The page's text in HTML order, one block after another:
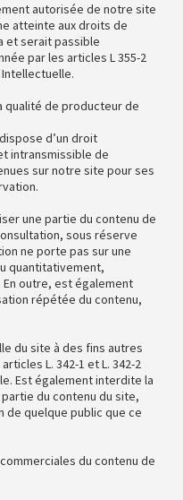
autorisée de notre site
atteinte aux droits de
et serait passible
par les articles L 355-2
qualité de producteur de
d’un droit
intransmissible de
sur notre site pour ses
une partie du contenu de
sous réserve
ne porte pas sur une
quantitativement,
outre, est également
répétée du contenu,
du site à des fins autres
L. 342-1 et L. 342-2
Est également interdite la
du contenu du site,
de quelque public que ce
du contenu de